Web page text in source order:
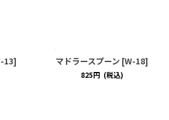
13] マドラースプーン [W-18]
825円 (税込)